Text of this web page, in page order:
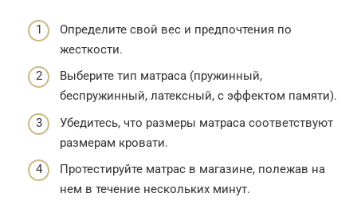
Определите свой вес и предпочтения по
жесткости.
Выберите тип матраса (пружинный,
беспружинный, латексный, с эффектом памяти).
Убедитесь, что размеры матраса соответствуют
размерам кровати.
Протестируйте матрас в магазине, полежав на
нем в течение нескольких минут.